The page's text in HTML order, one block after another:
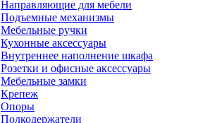
Направляющие для мебели
Подъемные механизмы
Мебельные ручки
Кухонные аксессуары
Внутреннее наполнение шкафа
Розетки и офисные аксессуары
Мебельные замки
Крепеж
Опоры
Полкодержатели